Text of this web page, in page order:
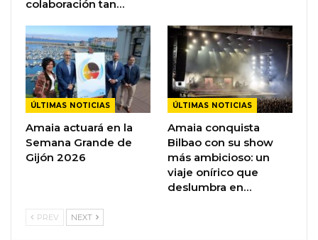
colaboración tan…
ÚLTIMAS NOTICIAS
Amaia actuará en la
Semana Grande de
Gijón 2026
ÚLTIMAS NOTICIAS
Amaia conquista
Bilbao con su show
más ambicioso: un
viaje onírico que
deslumbra en…
PREV NEXT